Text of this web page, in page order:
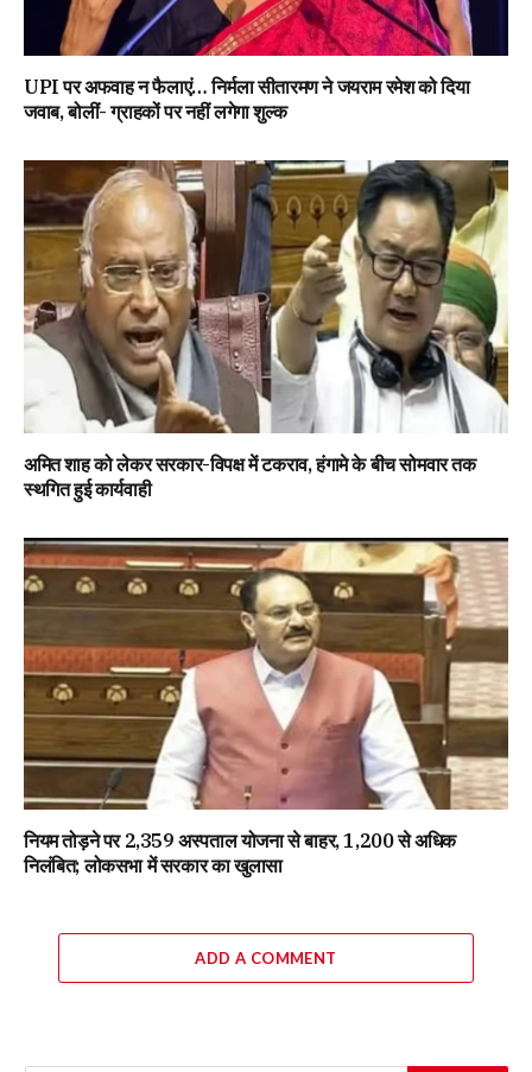
UPI पर अफवाह न फैलाएं… निर्मला सीतारमण ने जयराम रमेश को दिया
जवाब, बोलीं- ग्राहकों पर नहीं लगेगा शुल्क
अमित शाह को लेकर सरकार-विपक्ष में टकराव, हंगामे के बीच सोमवार तक
स्थगित हुई कार्यवाही
नियम तोड़ने पर 2,359 अस्पताल योजना से बाहर, 1,200 से अधिक
निलंबित; लोकसभा में सरकार का खुलासा
ADD A COMMENT